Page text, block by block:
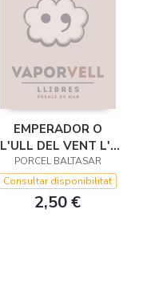
EMPERADOR O
L'ULL DEL VENT L'-
BOOKET
PORCEL BALTASAR
Consultar disponibilitat
2,50 €